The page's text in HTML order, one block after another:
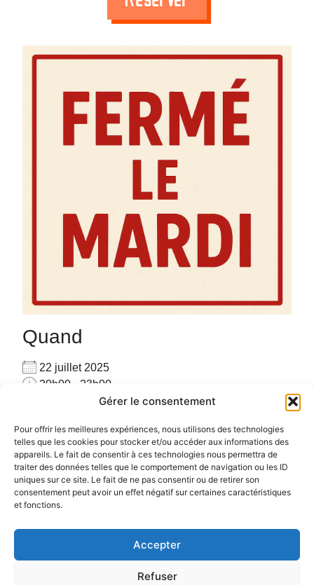
Gérer le consentement
Pour offrir les meilleures expériences, nous utilisons des technologies
telles que les cookies pour stocker et/ou accéder aux informations des
appareils. Le fait de consentir à ces technologies nous permettra de
traiter des données telles que le comportement de navigation ou les ID
uniques sur ce site. Le fait de ne pas consentir ou de retirer son
consentement peut avoir un effet négatif sur certaines caractéristiques
et fonctions.
Accepter
Refuser
Quand
22 juillet 2025
20h00 - 23h00
Ajouter au Calendrier
Télécharger ICS
Calendrier Google
06.72.78.97.17
Pour plus d’informations :cliquez ici